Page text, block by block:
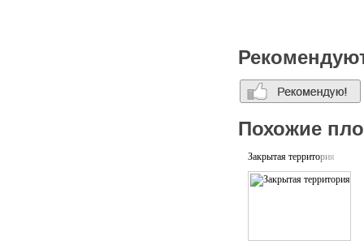
Похожие
Закрытая территория